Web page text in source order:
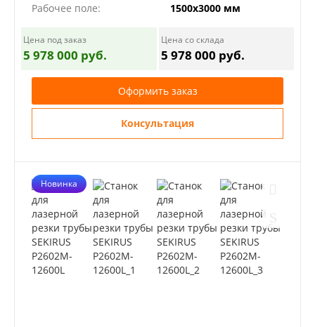
Рабочее поле:
1500х3000 мм
Цена под заказ
5 978 000 руб.
Цена со склада
5 978 000 руб.
Оформить заказ
Консультация
Новинка